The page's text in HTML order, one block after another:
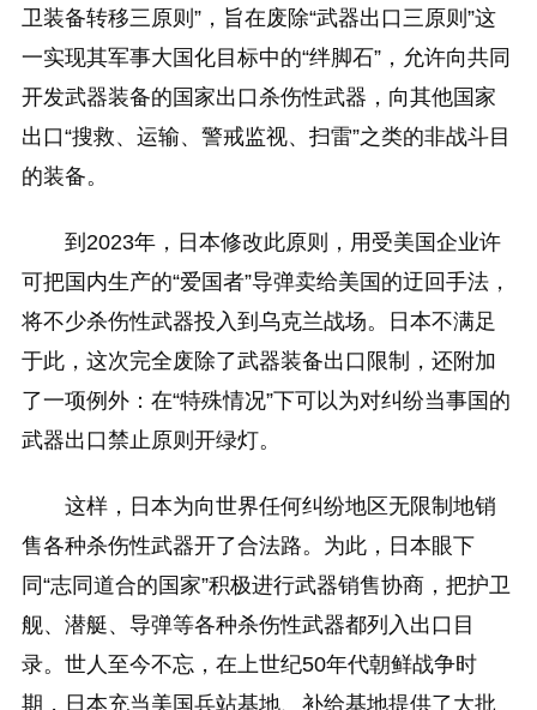
卫装备转移三原则”，旨在废除“武器出口三原则”这
一实现其军事大国化目标中的“绊脚石”，允许向共同
开发武器装备的国家出口杀伤性武器，向其他国家
出口“搜救、运输、警戒监视、扫雷”之类的非战斗目
的装备。
到2023年，日本修改此原则，用受美国企业许
可把国内生产的“爱国者”导弹卖给美国的迂回手法，
将不少杀伤性武器投入到乌克兰战场。日本不满足
于此，这次完全废除了武器装备出口限制，还附加
了一项例外：在“特殊情况”下可以为对纠纷当事国的
武器出口禁止原则开绿灯。
这样，日本为向世界任何纠纷地区无限制地销
售各种杀伤性武器开了合法路。为此，日本眼下
同“志同道合的国家”积极进行武器销售协商，把护卫
舰、潜艇、导弹等各种杀伤性武器都列入出口目
录。世人至今不忘，在上世纪50年代朝鲜战争时
期，日本充当美国兵站基地、补给基地提供了大批